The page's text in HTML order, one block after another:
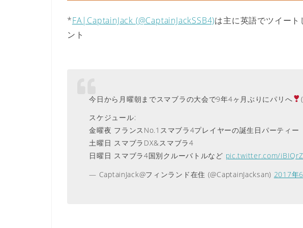
*FA|CaptainJack (@CaptainJackSSB4)は主に英語でツイー
ント
今日から月曜朝までスマブラの大会で9年4ヶ月ぶりにパリへ (
スケジュール:
金曜夜 フランスNo.1スマブラ4プレイヤーの誕生日パーティー
土曜日 スマブラDX&スマブラ4
日曜日 スマブラ4国別クルーバトルなど pic.twitter.com/
— CaptainJack@フィンランド在住 (@CaptainJacksan) 2017年